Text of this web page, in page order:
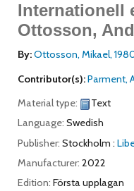
Internationell
Ottosson,
By:Ottosson, Mikael,
Contributor(s):Parment,
Material type:
Text
Language: Swedish
Publisher: Stockholm :
Manufacturer: 2022
Edition: Första upplagan